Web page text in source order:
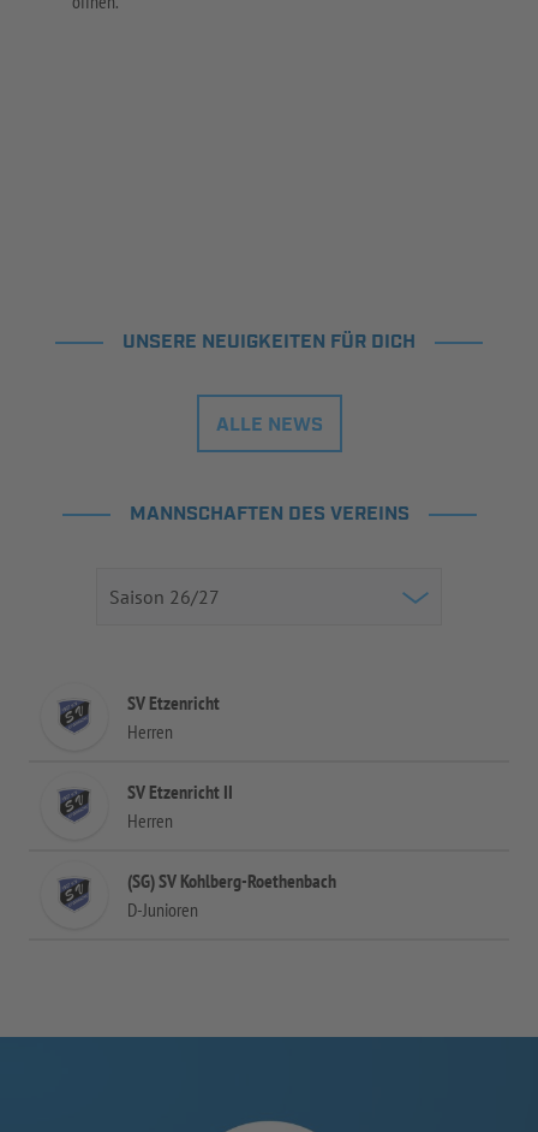
UNSERE NEUIGKEITEN FÜR DICH
ALLE NEWS
MANNSCHAFTEN DES VEREINS
SV Etzenricht
Herren
SV Etzenricht II
Herren
(SG) SV Kohlberg-Roethenbach
D-Junioren